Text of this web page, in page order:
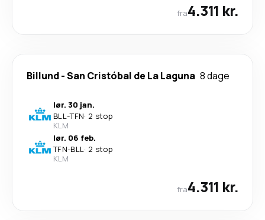
fra4.311 kr.
Billund-San Cristóbal de La Laguna 8 dage
lør. 30 jan.
BLL-TFN· 2 stop
KLM
lør. 06 feb.
TFN-BLL· 2 stop
KLM
fra4.311 kr.